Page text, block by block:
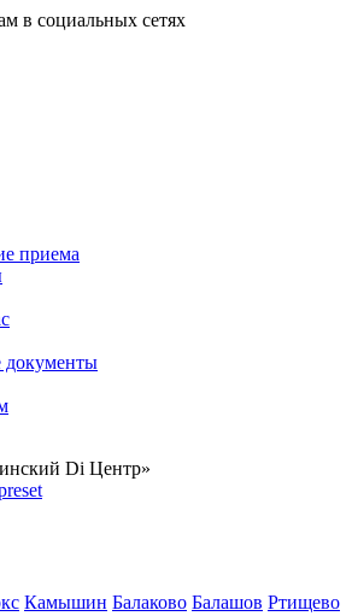
в социальных сетях
приема
документы
Di Центр»
Камышин Балаково Балашов Ртищево